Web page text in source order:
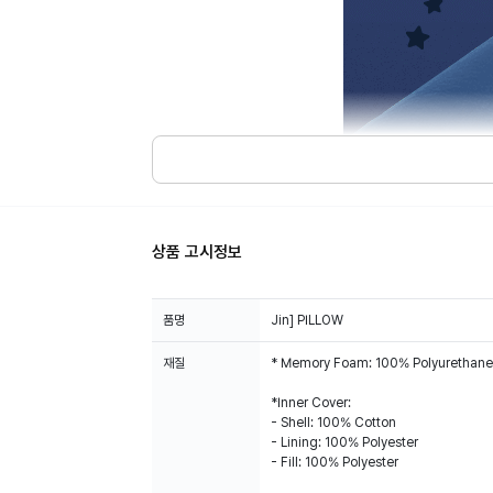
상품 고시정보
품명 Jin] PILLOW
재질 * Memory Foam: 100% Polyurethane
*Inner Cover:
- Shell: 100% Cotton
- Lining: 100% Polyester
- Fill: 100% Polyester